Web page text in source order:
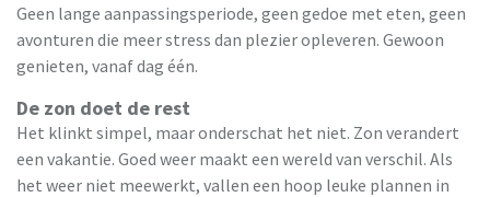
Geen lange aanpassingsperiode, geen gedoe met eten, geen
avonturen die meer stress dan plezier opleveren. Gewoon
genieten, vanaf dag één.
De zon doet de rest
Het klinkt simpel, maar onderschat het niet. Zon verandert
een vakantie. Goed weer maakt een wereld van verschil. Als
het weer niet meewerkt, vallen een hoop leuke plannen in